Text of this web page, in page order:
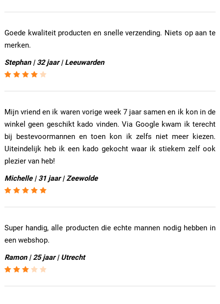
Goede kwaliteit producten en snelle verzending. Niets op aan te
merken.
Stephan | 32 jaar | Leeuwarden
Mijn vriend en ik waren vorige week 7 jaar samen en ik kon in de
winkel geen geschikt kado vinden. Via Google kwam ik terecht
bij bestevoormannen en toen kon ik zelfs niet meer kiezen.
Uiteindelijk heb ik een kado gekocht waar ik stiekem zelf ook
plezier van heb!
Michelle | 31 jaar | Zeewolde
Super handig, alle producten die echte mannen nodig hebben in
een webshop.
Ramon | 25 jaar | Utrecht